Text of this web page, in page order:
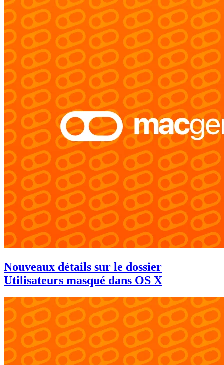
Nouveaux détails sur le dossier
Utilisateurs masqué dans OS X